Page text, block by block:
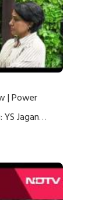
| Power
Jagan